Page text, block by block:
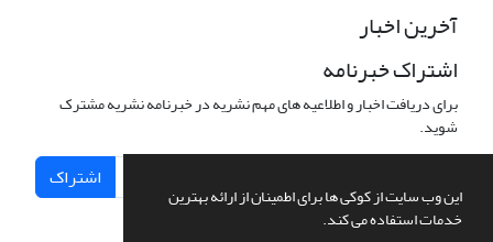
این وب سایت از کوکی ها برای اطمینان از ارائه بهترین
خدمات استفاده می کند.
آخرین اخبار
اشتراک خبرنامه
برای دریافت اخبار و اطلاعیه های مهم نشریه در خبرنامه نشریه مشترک
شوید.
اشتراک